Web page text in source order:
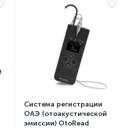
Система регистрации
ОАЭ (отоакустической
эмиссии) OtoRead